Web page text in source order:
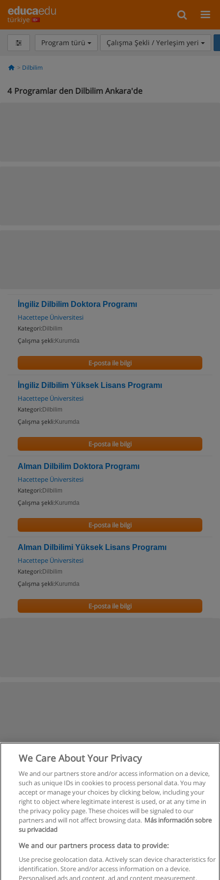
türkiye
Program türü Çalışma Şekli / Yerleşim yeri
Dilbilim
4 Programlar den Dilbilim Ankara'de
İngiliz Dilbilim Doktora Programı
Hacettepe Üniversitesi
Kategori: Dilbilim
Çalışma şekli: Kurumda
E-posta ile bilgi
İngiliz Dilbilim Yüksek Lisans Programı
Hacettepe Üniversitesi
Kategori: Dilbilim
Çalışma şekli: Kurumda
E-posta ile bilgi
Alman Dilbilim Doktora Programı
Hacettepe Üniversitesi
Kategori: Dilbilim
Çalışma şekli: Kurumda
E-posta ile bilgi
Alman Dilbilimi Yüksek Lisans Programı
Hacettepe Üniversitesi
Kategori: Dilbilim
Çalışma şekli: Kurumda
E-posta ile bilgi
Kullanım koşulları
Gizlilik politikası
We Care About Your Privacy
We and our partners store and/or access information on a device,
such as unique IDs in cookies to process personal data. You may
accept or manage your choices by clicking below, including your
right to object where legitimate interest is used, or at any time in
the privacy policy page. These choices will be signaled to our
partners and will not affect browsing data. Más información sobre
su privacidad
We and our partners process data to provide:
Use precise geolocation data. Actively scan device characteristics for
identification. Store and/or access information on a device.
Personalised ads and content, ad and content measurement,